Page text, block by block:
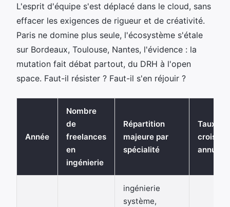
L'esprit d'équipe s'est déplacé dans le cloud, sans
effacer les exigences de rigueur et de créativité.
Paris ne domine plus seule, l'écosystème s'étale
sur Bordeaux, Toulouse, Nantes, l'évidence : la
mutation fait débat partout, du DRH à l'open
space. Faut-il résister ? Faut-il s'en réjouir ?
Année
Nombre
de
freelances
en
ingénierie
Répartition
majeure par
spécialité
Taux de
annuel
ingénierie
système,